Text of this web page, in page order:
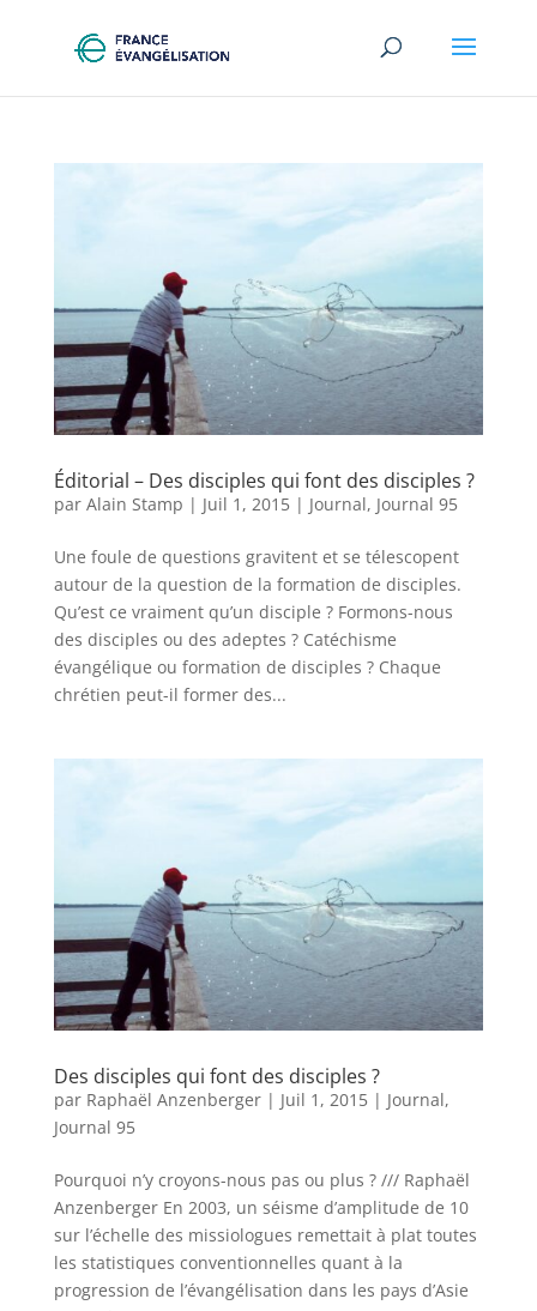
Éditorial – Des disciples qui font des disciples ?
par Alain Stamp | Juil 1, 2015| Journal, Journal 95
Une foule de questions gravitent et se télescopent
autour de la question de la formation de disciples.
Qu’est ce vraiment qu’un disciple ? Formons-nous
des disciples ou des adeptes ? Catéchisme
évangélique ou formation de disciples ? Chaque
chrétien peut-il former des...
Des disciples qui font des disciples ?
par Raphaël Anzenberger| Juil 1, 2015| Journal,
Journal 95
Pourquoi n’y croyons-nous pas ou plus ? /// Raphaël
Anzenberger En 2003, un séisme d’amplitude de 10
sur l’échelle des missiologues remettait à plat toutes
les statistiques conventionnelles quant à la
progression de l’évangélisation dans les pays d’Asie